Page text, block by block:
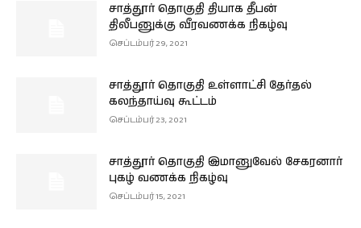
சாத்தூர் தொகுதி தியாக தீபன்
திலீபனுக்கு வீரவணக்க நிகழ்வு
செப்டம்பர் 29, 2021
சாத்தூர் தொகுதி உள்ளாட்சி தேர்தல்
கலந்தாய்வு கூட்டம்
செப்டம்பர் 23, 2021
சாத்தூர் தொகுதி இமானுவேல் சேகரனார்
புகழ் வணக்க நிகழ்வு
செப்டம்பர் 15, 2021